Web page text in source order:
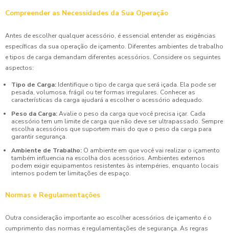
Compreender as Necessidades da Sua Operação
Antes de escolher qualquer acessório, é essencial entender as exigências
específicas da sua operação de içamento. Diferentes ambientes de trabalho
e tipos de carga demandam diferentes acessórios. Considere os seguintes
aspectos:
Tipo de Carga: Identifique o tipo de carga que será içada. Ela pode ser
pesada, volumosa, frágil ou ter formas irregulares. Conhecer as
características da carga ajudará a escolher o acessório adequado.
Peso da Carga:Avalie o peso da carga que você precisa içar. Cada
acessório tem um limite de carga que não deve ser ultrapassado. Sempre
escolha acessórios que suportem mais do que o peso da carga para
garantir segurança.
Ambiente de Trabalho: O ambiente em que você vai realizar o içamento
também influencia na escolha dos acessórios. Ambientes externos
podem exigir equipamentos resistentes às intempéries, enquanto locais
internos podem ter limitações de espaço.
Normas e Regulamentações
Outra consideração importante ao escolher acessórios de içamento é o
cumprimento das normas e regulamentações de segurança. As regras